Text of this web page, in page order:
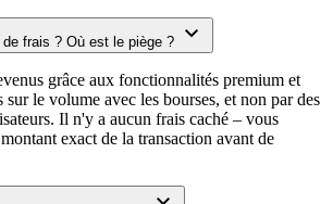
frais ? Où est le piège ?
grâce aux fonctionnalités premium et
sur le volume avec les bourses, et non par des
Il n'y a aucun frais caché – vous
exact de la transaction avant de